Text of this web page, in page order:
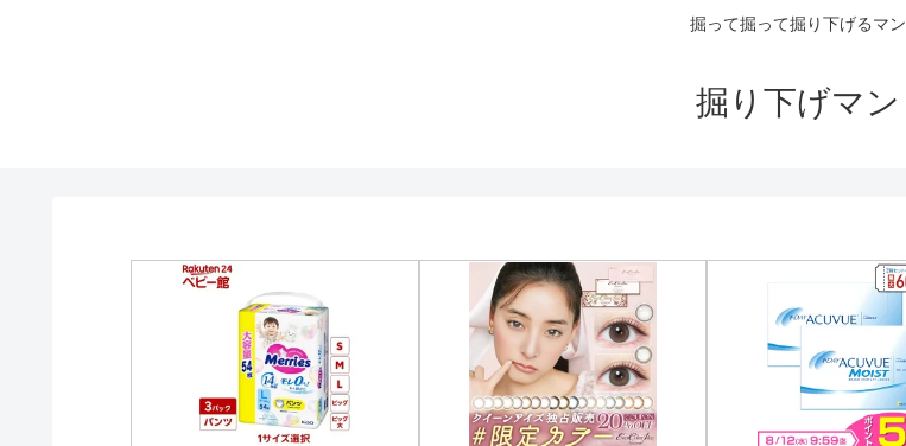
掘って掘って掘り下げるマン
掘り下げマン